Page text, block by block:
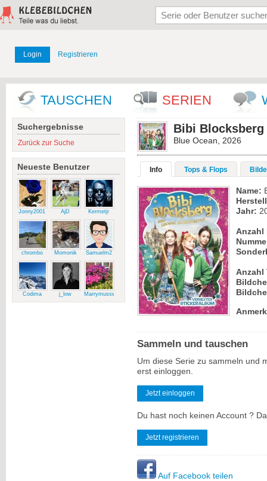
Login Registrieren
TAUSCHEN SERIEN
Suchergebnisse
Zurück zur Suche
Neueste Benutzer
Jonny2001 AjD Kermetjr
chrombo Momonik Samuelm2
Codima j_low Marrymussweg
Bibi Blocksberg
Blue Ocean, 2026
Info Tops & Flops
Name:
Jahr:
Anzahl
Anzahl
Sammeln und tauschen
Um diese Serie zu sammeln und
erst einloggen.
Jetzt einloggen
Du hast noch keinen Account ?
Jetzt registrieren
Auf Facebook teilen